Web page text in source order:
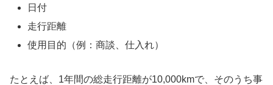
日付
走行距離
使用目的（例：商談、仕入れ）
たとえば、1年間の総走行距離が10,000kmで、そのうち事